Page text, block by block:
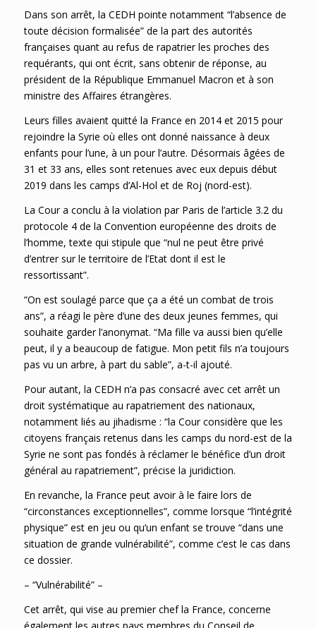
Dans son arrêt, la CEDH pointe notamment “l’absence de
toute décision formalisée” de la part des autorités
françaises quant au refus de rapatrier les proches des
requérants, qui ont écrit, sans obtenir de réponse, au
président de la République Emmanuel Macron et à son
ministre des Affaires étrangères.
Leurs filles avaient quitté la France en 2014 et 2015 pour
rejoindre la Syrie où elles ont donné naissance à deux
enfants pour l’une, à un pour l’autre. Désormais âgées de
31 et 33 ans, elles sont retenues avec eux depuis début
2019 dans les camps d’Al-Hol et de Roj (nord-est).
La Cour a conclu à la violation par Paris de l’article 3.2 du
protocole 4 de la Convention européenne des droits de
l’homme, texte qui stipule que “nul ne peut être privé
d’entrer sur le territoire de l’Etat dont il est le
ressortissant”.
“On est soulagé parce que ça a été un combat de trois
ans”, a réagi le père d’une des deux jeunes femmes, qui
souhaite garder l’anonymat. “Ma fille va aussi bien qu’elle
peut, il y a beaucoup de fatigue. Mon petit fils n’a toujours
pas vu un arbre, à part du sable”, a-t-il ajouté.
Pour autant, la CEDH n’a pas consacré avec cet arrêt un
droit systématique au rapatriement des nationaux,
notamment liés au jihadisme : “la Cour considère que les
citoyens français retenus dans les camps du nord-est de la
Syrie ne sont pas fondés à réclamer le bénéfice d’un droit
général au rapatriement”, précise la juridiction.
En revanche, la France peut avoir à le faire lors de
“circonstances exceptionnelles”, comme lorsque “l’intégrité
physique” est en jeu ou qu’un enfant se trouve “dans une
situation de grande vulnérabilité”, comme c’est le cas dans
ce dossier.
– “Vulnérabilité” –
Cet arrêt, qui vise au premier chef la France, concerne
également les autres pays membres du Conseil de